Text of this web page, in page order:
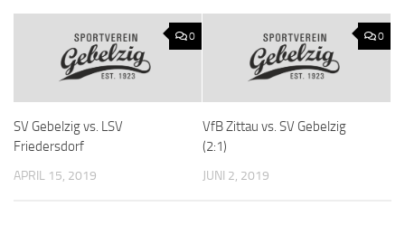
0
SV Gebelzig vs. LSV
Friedersdorf
APRIL 15, 2019
0
VfB Zittau vs. SV Gebelzig
(2:1)
JUNI 2, 2019